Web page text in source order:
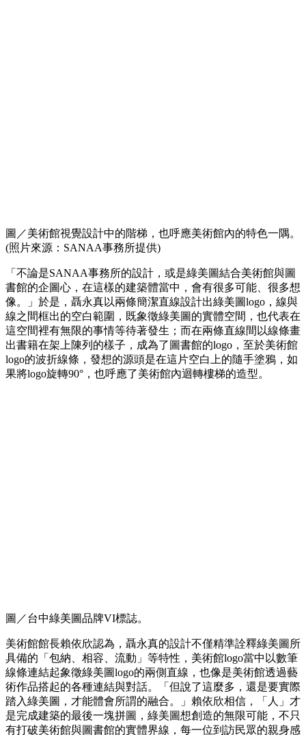
圖／美術館視覺設計中的階梯，也呼應美術館內的特色一隅。
(照片來源：SANAA事務所提供)
「不論是SANAA事務所的設計，或是綠美圖結合美術館與圖
書館的企圖心，在這樣的建築體當中，會有很多可能、很多想
像。」於是，聶永真以兩條簡潔直線設計出綠美圖logo，線與
線之間框出的空白範圍，既象徵綠美圖的實體空間，也代表在
這空間裡有無限的事情等待著發生；而在兩條直線間以線條畫
出書籍在架上陳列的樣子，成為了圖書館的logo，至於美術館
logo的波折線條，發想的源頭是在這片空白上的隨手塗鴉，如
果將logo旋轉90°，也呼應了美術館內迴轉樓梯的造型。
圖／台中綠美圖品牌VI標誌。
美術館館長賴依欣認為，聶永真的設計不僅精準詮釋綠美圖所
具備的「包納、相容、流動」等特性，美術館logo當中以數筆
線條連結起象徵綠美圖logo的兩側直線，也像是美術館透過藝
術作品搭起的各種連結與對話。「但說了這麼多，還是要實際
踏入綠美圖，才能體會所謂的融合。」賴依欣相信，「人」才
是完成建築的最後一塊拼圖，綠美圖想創造的無限可能，不只
有打破美術館與圖書館的實體界線，每一位到訪民眾的親身感